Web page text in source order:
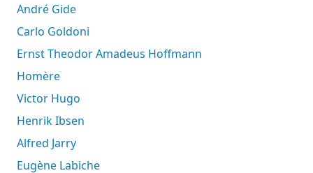
André Gide
Carlo Goldoni
Ernst Theodor Amadeus Hoffmann
Homère
Victor Hugo
Henrik Ibsen
Alfred Jarry
Eugène Labiche